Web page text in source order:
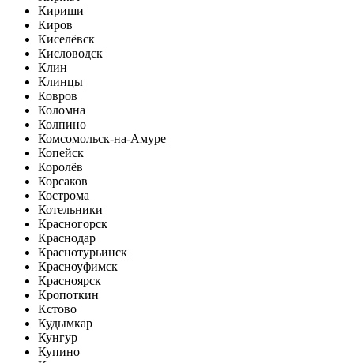
Кириши
Киров
Киселёвск
Кисловодск
Клин
Клинцы
Ковров
Коломна
Колпино
Комсомольск-на-Амуре
Копейск
Королёв
Корсаков
Кострома
Котельники
Красногорск
Краснодар
Краснотурьинск
Красноуфимск
Красноярск
Кропоткин
Кстово
Кудымкар
Кунгур
Купино